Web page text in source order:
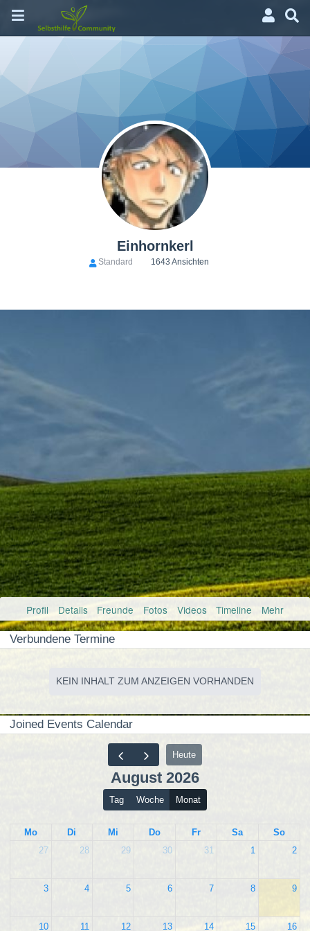
Einhornkerl
Standard 1643 Ansichten
Profil Details Freunde Fotos Videos Timeline Mehr
Verbundene Termine
KEIN INHALT ZUM ANZEIGEN VORHANDEN
Joined Events Calendar
Heute
August 2026
Tag Woche Monat
Mo Di Mi Do Fr Sa
So
27
28 29 30 31 1 2
3 4 5 6 7 8 9
10 11 12 13 14 15 16